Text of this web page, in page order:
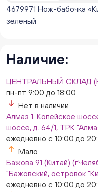
Краснопольский 13г
ежедневно с 10:00 до
Мало
Невский. Черкасская
Черкасская, д.17/1,
ежедневно с 10:00 до
Нет в наличии
Овчинникова, д 12
12А)
ежедневно с 10:00 до
Нет в наличии
Слава. Копейск,
8/1, ТЦ "Слава")
ежедневно с 10:00 до
4679971 Нож-бабочка
зеленый
Наличие:
ЦЕНТРАЛЬНЫЙ СКЛАД
пн-пт 9:00 до 18:00
Нет в наличии
Алмаз 1. Копейское
шоссе, д. 64/1, ТРК
ежедневно с 10:00 до
Мало
Бажова 91 (Китай)
"Бажовский, островок
ежедневно с 10:00 до